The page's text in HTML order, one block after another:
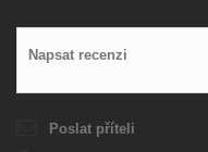
Napsat recenzi
Poslat příteli